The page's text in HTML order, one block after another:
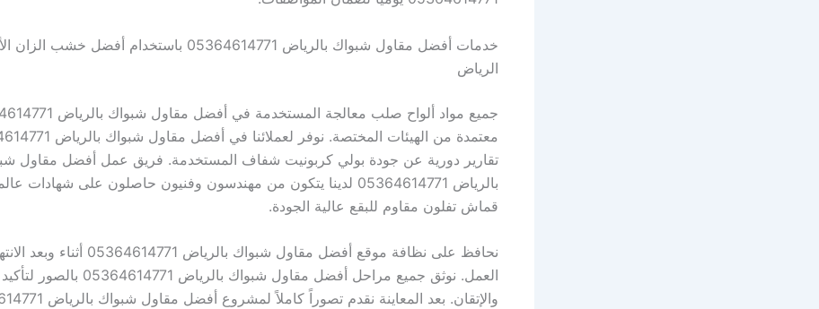
خدمات أفضل مقاول شبواك بالرياض 05364614771 باستخدام أفضل
الرياض
جميع مواد ألواح صلب معالجة المستخدمة في
معتمدة من الهيئات المختصة. نوفر لعملائنا
تقارير دورية عن جودة بولي كربونيت شفاف المستخدمة. فريق عمل أفضل مقاول
بالرياض 05364614771 لدينا يتكون من مهندسون وفنيون حاصلون على شهادات
قماش تفلون مقاوم للبقع عالية الجودة.
نحافظ على نظافة موقع أفضل مقاول شبواك بالرياض
العمل. نوثق جميع مراحل أفضل مقاول شبواك بالرياض
والإتقان. بعد المعاينة نقدم تصوراً